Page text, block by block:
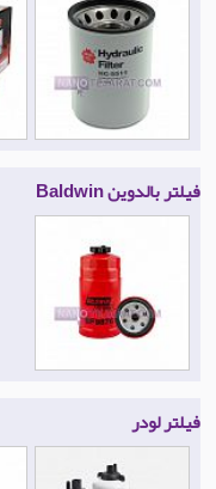
فیلتر بالدوین Baldwin
فیلتر لودر